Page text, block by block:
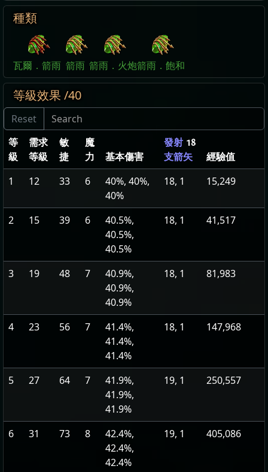
種類
瓦爾．箭雨 箭雨 箭雨．火炮箭雨．飽和
等級效果 /40
等
級
需求
等級
敏
捷
魔
力
基本傷害
發射 18
支箭矢
經驗值
1
12 33 6
40%, 40%,
40%
18, 1 15,249
2 15 39 6
40.5%,
40.5%,
40.5%
18, 1 41,517
3 19 48 7
40.9%,
40.9%,
40.9%
18, 1 81,983
4 23 56 7
41.4%,
41.4%,
41.4%
18, 1 147,968
5 27 64 7
41.9%,
41.9%,
41.9%
19, 1 250,557
6 31 73 8
42.4%,
42.4%,
42.4%
19, 1 405,086